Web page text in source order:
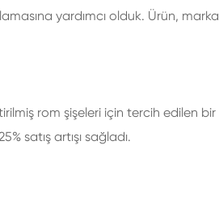
yardımcı olduk. Ürün, marka
rom şişeleri için tercih edilen bir
satış artışı sağladı.